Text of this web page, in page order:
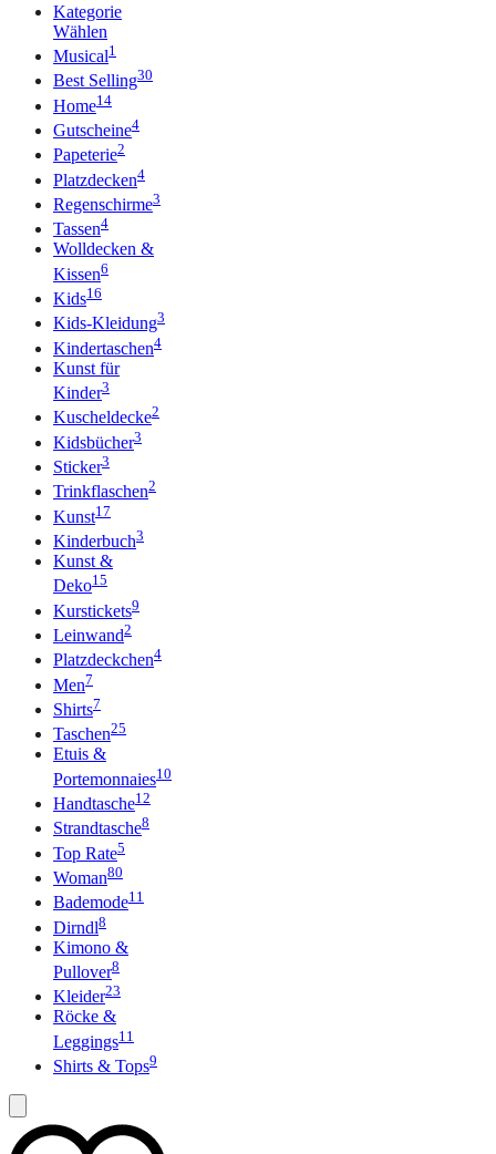
Kategorie
Wählen
Musical1
Best Selling30
Home14
Gutscheine4
Papeterie2
Platzdecken4
Regenschirme3
Tassen4
Wolldecken &
Kissen6
Kids16
Kids-Kleidung3
Kindertaschen4
Kunst für
Kinder3
Kuscheldecke2
Kidsbücher3
Sticker3
Trinkflaschen2
Kunst17
Kinderbuch3
Kunst &
Deko15
Kurstickets9
Leinwand2
Platzdeckchen4
Men7
Shirts7
Taschen25
Etuis &
Portemonnaies10
Handtasche12
Strandtasche8
Top Rate5
Woman80
Bademode11
Dirndl8
Kimono &
Pullover8
Kleider23
Röcke &
Leggings11
Shirts & Tops9